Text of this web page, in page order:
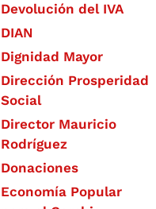
Devolución del IVA
DIAN
Dignidad Mayor
Dirección Prosperidad
Social
Director Mauricio
Rodríguez
Donaciones
Economía Popular